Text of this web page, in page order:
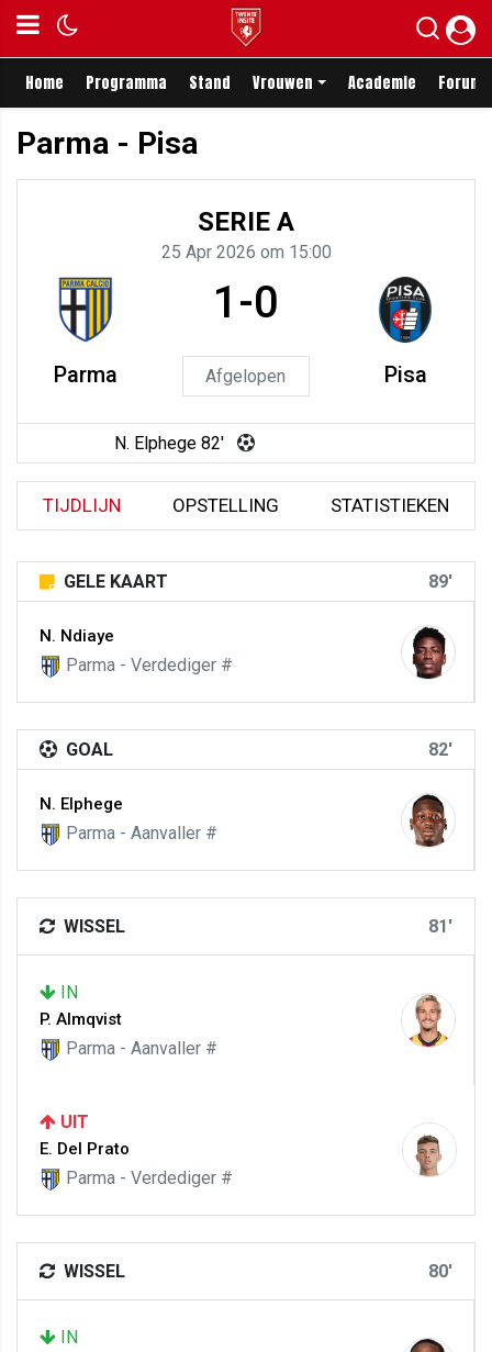
Home Programma Stand Vrouwen Academie Forum
Parma - Pisa
SERIE A
25 Apr 2026 om 15:00
Parma
1-0
Afgelopen Pisa
N. Elphege 82'
TIJDLIJN OPSTELLING STATISTIEKEN
GELE KAART 89'
N. Ndiaye
Parma - Verdediger #
GOAL 82'
N. Elphege
Parma - Aanvaller #
WISSEL 81'
IN
P. Almqvist
Parma - Aanvaller #
UIT
E. Del Prato
Parma - Verdediger #
WISSEL 80'
IN